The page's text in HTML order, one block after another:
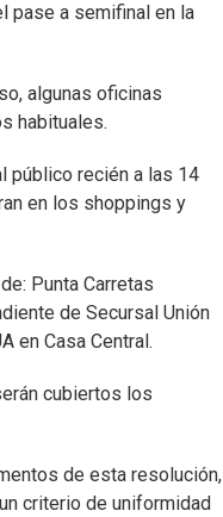
pase a semifinal en la
algunas oficinas
habituales.
público recién a las 14
en los shoppings y
Punta Carretas
de Secursal Unión
en Casa Central.
cubiertos los
de esta resolución,
criterio de uniformidad